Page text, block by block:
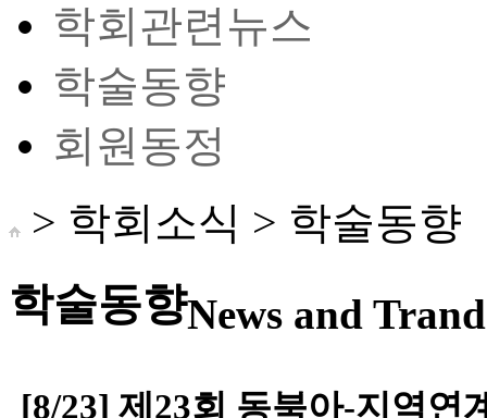
학회관련뉴스
학술동향
회원동정
> 학회소식 > 학술동향
학술동향News and
[8/23] 제23회 동북아-지역연